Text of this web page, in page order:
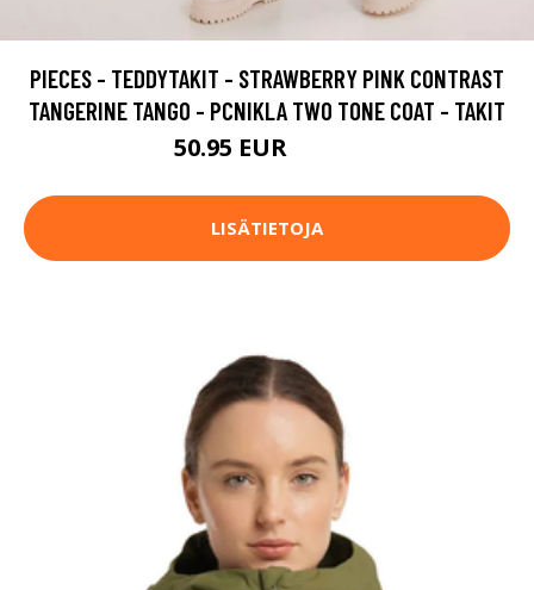
PIECES - TEDDYTAKIT - STRAWBERRY PINK CONTRAST
TANGERINE TANGO - PCNIKLA TWO TONE COAT - TAKIT
50.95 EUR
LISÄTIETOJA